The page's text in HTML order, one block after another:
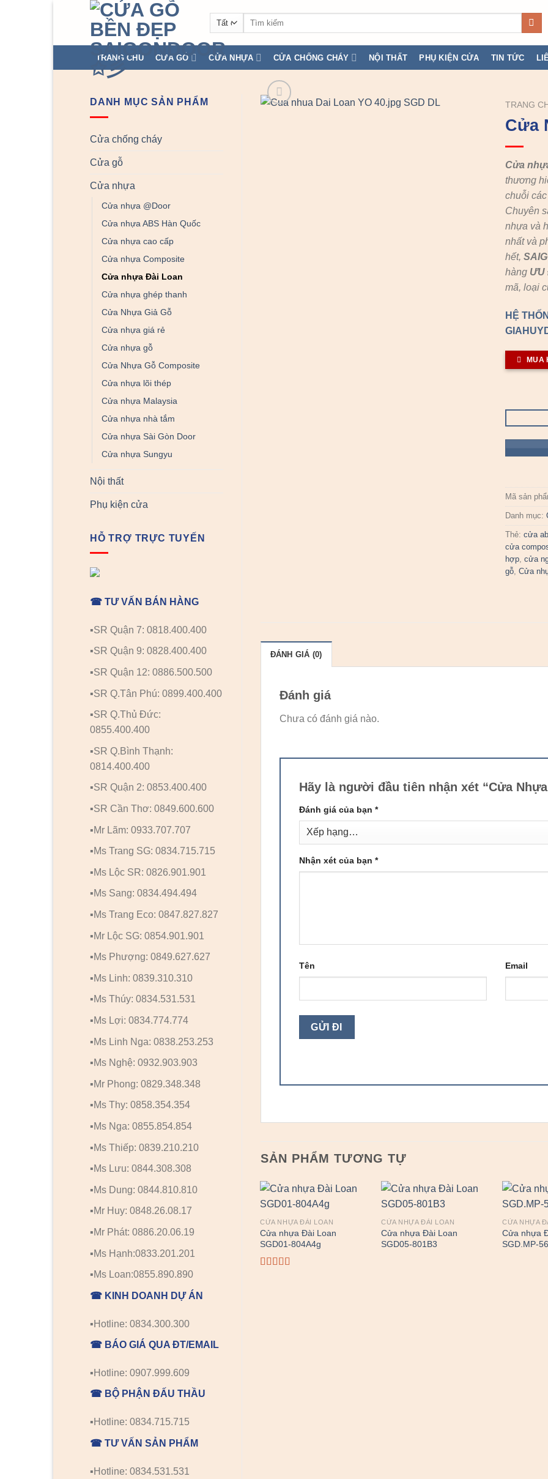
Tìm
TRANG CHỦ CỬA GỖ CỬA NHỰA CỬA CHỐNG CHÁY NỘI THẤT PHỤ KIỆN CỬA TIN TỨC
DANH MỤC SẢN PHẨM
Cửa chống cháy
Cửa gỗ
Cửa nhựa
Cửa nhựa @Door
Cửa nhựa ABS Hàn Quốc
Cửa nhựa cao cấp
Cửa nhựa Composite
Cửa nhựa Đài Loan
Cửa nhựa ghép thanh
Cửa Nhựa Giả Gỗ
Cửa nhựa giá rẻ
Cửa nhựa gỗ
Cửa Nhựa Gỗ Composite
Cửa nhựa lõi thép
Cửa nhựa Malaysia
Cửa nhựa nhà tắm
Cửa nhựa Sài Gòn Door
Cửa nhựa Sungyu
Nội thất
Phụ kiện cửa
HỖ TRỢ TRỰC TUYẾN
☎ TƯ VẤN BÁN HÀNG
▪️SR Quận 7: 0818.400.400
▪️SR Quận 9: 0828.400.400
▪️SR Quận 12: 0886.500.500
▪️SR Q.Tân Phú: 0899.400.400
▪️SR Q.Thủ Đức:
0855.400.400
▪️SR Q.Bình Thạnh:
0814.400.400
▪️SR Quận 2: 0853.400.400
▪️SR Cần Thơ: 0849.600.600
▪️Mr Lãm: 0933.707.707
▪️Ms Trang SG: 0834.715.715
▪️Ms Lộc SR: 0826.901.901
▪️Ms Sang: 0834.494.494
▪️Ms Trang Eco: 0847.827.827
▪️Mr Lộc SG: 0854.901.901
▪️Ms Phượng: 0849.627.627
▪️Ms Linh: 0839.310.310
▪️Ms Thúy: 0834.531.531
▪️Ms Lợi: 0834.774.774
▪️Ms Linh Nga: 0838.253.253
▪️Ms Nghệ: 0932.903.903
▪️Mr Phong: 0829.348.348
▪️Ms Thy: 0858.354.354
▪️Ms Nga: 0855.854.854
▪️Ms Thiếp: 0839.210.210
▪️Ms Lưu: 0844.308.308
▪️Ms Dung: 0844.810.810
▪️Mr Huy: 0848.26.08.17
▪️Mr Phát: 0886.20.06.19
▪️Ms Hạnh:0833.201.201
▪️Ms Loan:0855.890.890
☎ KINH DOANH DỰ ÁN
▪️Hotline: 0834.300.300
☎ BÁO GIÁ QUA ĐT/EMAIL
▪️Hotline: 0907.999.609
☎ BỘ PHẬN ĐẤU THẦU
▪️Hotline: 0834.715.715
☎ TƯ VẤN SẢN PHẨM
▪️Hotline: 0834.531.531
TRANG
Cửa
Cửa
thương
chuỗi
Chuyên
nhựa và
nhất và
hết,
hàng ƯU
mã, loại
HỆ
MUA
Mã sản
Danh mục:
Thẻ:cửa
cửa
hợp,cửa
gỗ,Cửa
ĐÁNH GIÁ (0)
Đánh giá
Chưa có đánh giá nào.
Hãy là người đầu tiên nhận xét “Cửa
Đánh giá của bạn *
Nhận xét của bạn *
Tên Email
SẢN PHẨM TƯƠNG TỰ
CỬA NHỰA ĐÀI LOAN
Cửa nhựa Đài Loan
SGD01-804A4g
CỬA NHỰA ĐÀI LOAN
Cửa nhựa Đài Loan
SGD05-801B3
CỬA NHỰA
Cửa nhựa
SGD.MP-56